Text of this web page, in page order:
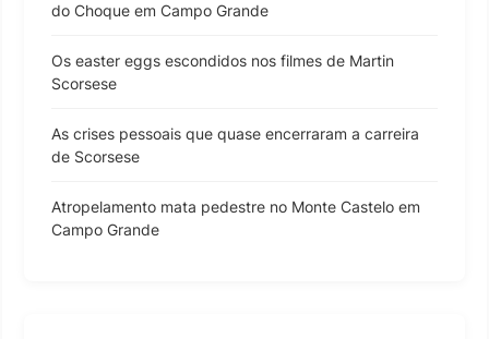
do Choque em Campo Grande
Os easter eggs escondidos nos filmes de Martin
Scorsese
As crises pessoais que quase encerraram a carreira
de Scorsese
Atropelamento mata pedestre no Monte Castelo em
Campo Grande